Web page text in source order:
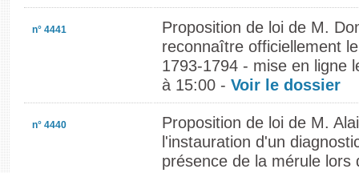
n° 4441
Proposition de loi de M.
reconnaître officiellement
1793-1794 - mise en ligne
à 15:00 - Voir le dossier
n° 4440
Proposition de loi de M.
l'instauration d'un
présence de la mérule lors